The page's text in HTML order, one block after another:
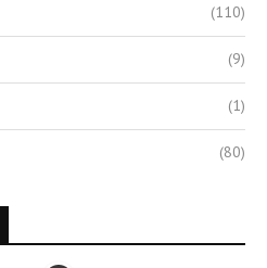
(110)
(9)
(1)
(80)